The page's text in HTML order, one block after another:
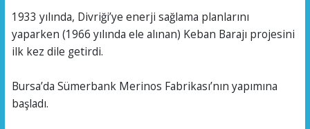
1933 yılında, Divriği’ye enerji sağlama planlarını
yaparken (1966 yılında ele alınan) Keban Barajı projesini
ilk kez dile getirdi.
Bursa’da Sümerbank Merinos Fabrikası’nın yapımına
başladı.